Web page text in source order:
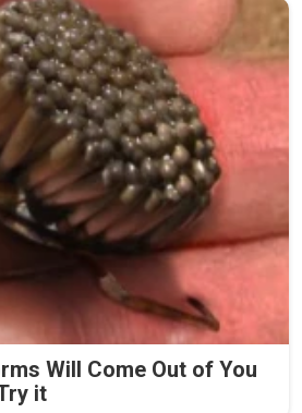
Will Come Out of You
it